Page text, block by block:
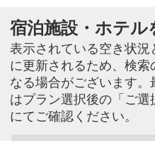
宿泊施設・ホテ
表示されている空き状況
に更新されるため、検
なる場合がございます
はプラン選択後の「ご
にてご確認ください。